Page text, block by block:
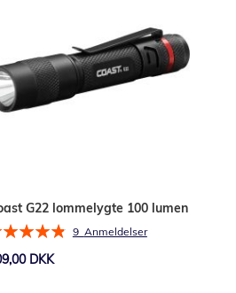
G22 lommelygte 100 lumen
9 Anmeldelser
DKK